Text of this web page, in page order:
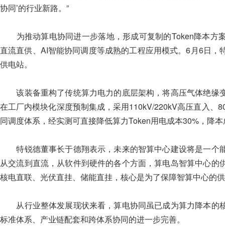
协同’的行业新路。”
为推动算电协同进一步落地，形成可复制的Token降本方
直流直供、AI智能协同调度等成熟的工程应用模式。6月6日
供电站。
该装备重构了传统算力电力的底层架构，将高压气体绝缘
在工厂内模块化深度预制集成，采用110kV/220kV高压直入、
同调度体系，经实测可直接降低算力Token用电成本30%，降
特锐德董事长于德翔表示，未来的智算中心建设将是一个
从交流到直流，从软件到硬件的各个方面，算电岛智算中心
核电直联、光伏直挂、储能直挂，核心是为了保障智算中心的
从行业整体发展现状来看，算电协同虽已成为算力降本的
标准体系、产业链配套和跨体系协同的进一步完善。